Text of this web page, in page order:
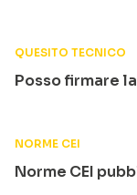
QUESITO TECNICO
Posso firmare
NORME CEI
Norme CEI